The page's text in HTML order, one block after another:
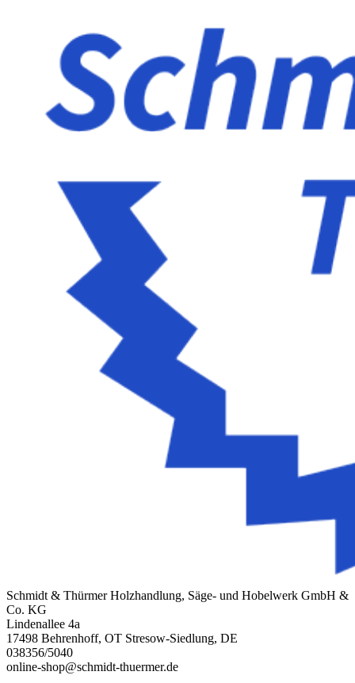
Schmidt & Thürmer Holzhandlung, Säge- und Hobelwerk GmbH &
Co. KG
Lindenallee 4a
17498 Behrenhoff, OT Stresow-Siedlung, DE
038356/5040
online-shop@schmidt-thuermer.de